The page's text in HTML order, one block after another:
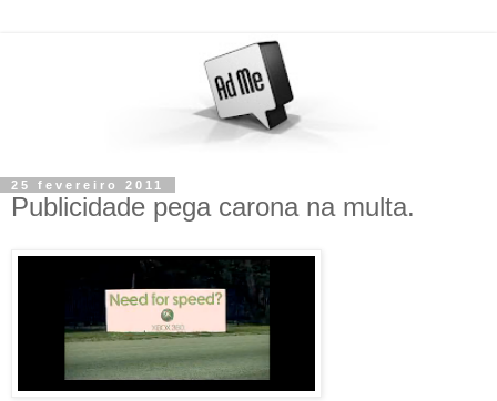
25 fevereiro 2011
Publicidade pega carona na multa.